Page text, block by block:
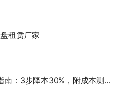
租赁厂家
3步降本30%，附成本测算工具